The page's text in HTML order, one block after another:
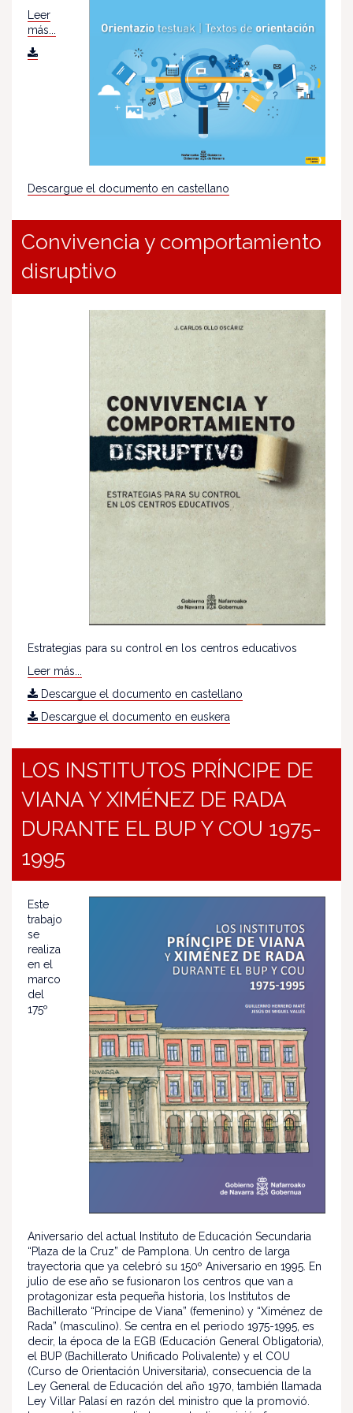
Leer
más...
Descargue el documento en castellano
Convivencia y comportamiento
disruptivo
Estrategias para su control en los centros educativos
Leer más...
Descargue el documento en castellano
Descargue el documento en euskera
LOS INSTITUTOS PRÍNCIPE DE
VIANA Y XIMÉNEZ DE RADA
DURANTE EL BUP Y COU 1975-
1995
Este
trabajo
se
realiza
en el
marco
del
175º
Aniversario del actual Instituto de Educación Secundaria
“Plaza de la Cruz” de Pamplona. Un centro de larga
trayectoria que ya celebró su 150º Aniversario en 1995. En
julio de ese año se fusionaron los centros que van a
protagonizar esta pequeña historia, los Institutos de
Bachillerato “Príncipe de Viana” (femenino) y “Ximénez de
Rada” (masculino). Se centra en el periodo 1975-1995, es
decir, la época de la EGB (Educación General Obligatoria),
el BUP (Bachillerato Unificado Polivalente) y el COU
(Curso de Orientación Universitaria), consecuencia de la
Ley General de Educación del año 1970, también llamada
Ley Villar Palasí en razón del ministro que la promovió.